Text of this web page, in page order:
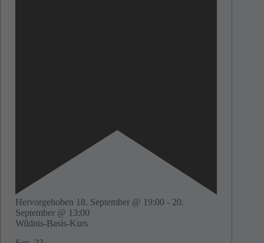
Hervorgehoben 18. September @ 19:00 - 20.
September @ 13:00
Wildnis-Basis-Kurs